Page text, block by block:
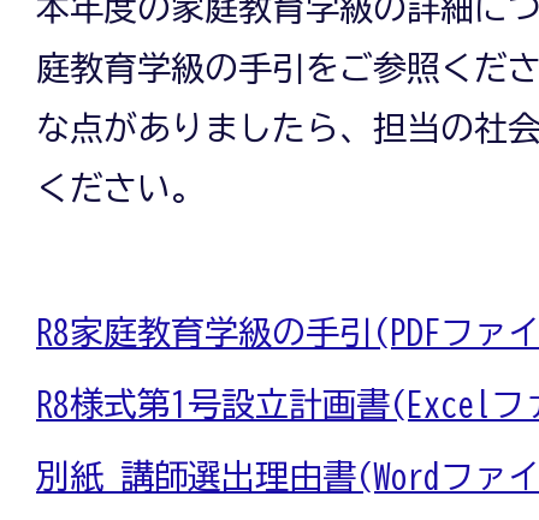
庭教育学級の手引をご参照くだ
な点がありましたら、担当の社
ください。
R8家庭教育学級の手引(PDFファ
R8様式第1号設立計画書(Excel
別紙 講師選出理由書(Wordファ